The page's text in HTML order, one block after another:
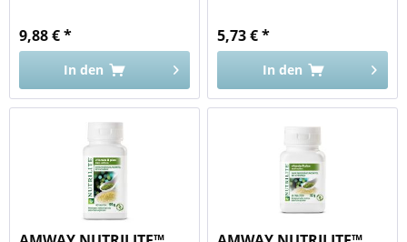
9,88 € *
In den
5,73 € *
In den